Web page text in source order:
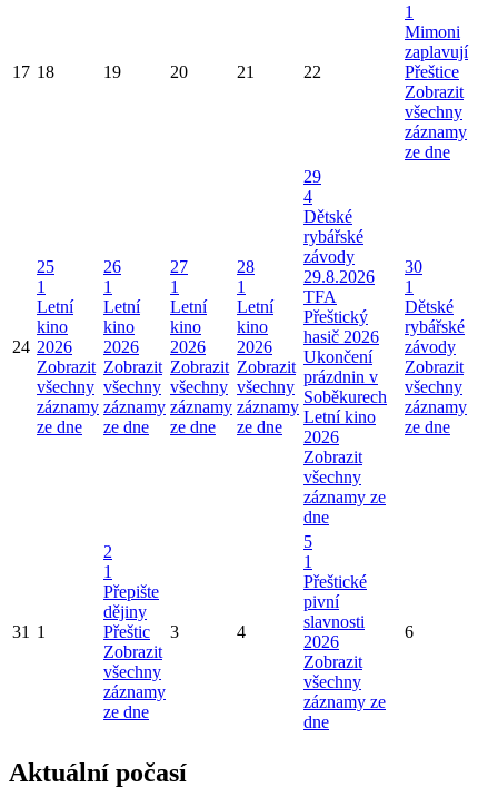
17 18 19 20 21 22
1
Mimoni
zaplavují
Přeštice
Zobrazit
všechny
záznamy
ze dne
24
25
1
Letní
kino
2026
Zobrazit
všechny
záznamy
ze dne
26
1
Letní
kino
2026
Zobrazit
všechny
záznamy
ze dne
27
1
Letní
kino
2026
Zobrazit
všechny
záznamy
ze dne
28
1
Letní
kino
2026
Zobrazit
všechny
záznamy
ze dne
29
4
Dětské
rybářské
závody
29.8.2026
TFA
Přeštický
hasič 2026
Ukončení
prázdnin v
Soběkurech
Letní kino
2026
Zobrazit
všechny
záznamy ze
dne
30
1
Dětské
rybářské
závody
Zobrazit
všechny
záznamy
ze dne
31 1
2
1
Přepište
dějiny
Přeštic
Zobrazit
všechny
záznamy
ze dne
3 4
5
1
Přeštické
pivní
slavnosti
2026
Zobrazit
všechny
záznamy ze
dne
6
Aktuální počasí